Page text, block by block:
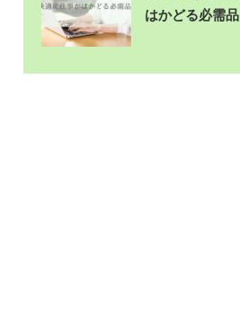
はかどる必需品